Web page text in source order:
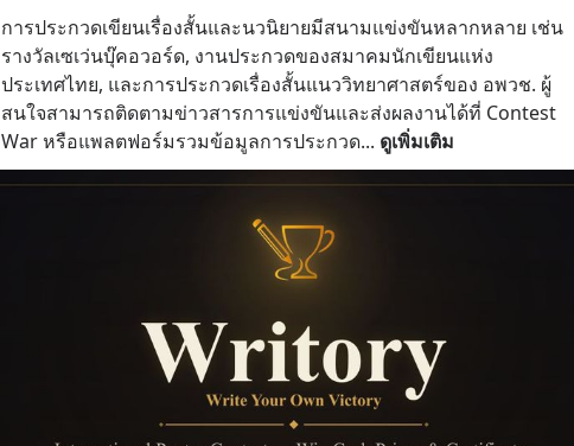
การประกวดเขียนเรื่องสั้นและนวนิยายมีสนามแข่งขันหลากหลาย เช่น
รางวัลเซเว่นบุ๊คอวอร์ด, งานประกวดของสมาคมนักเขียนแห่ง
ประเทศไทย, และการประกวดเรื่องสั้นแนววิทยาศาสตร์ของ อพวช. ผู้
สนใจสามารถติดตามข่าวสารการแข่งขันและส่งผลงานได้ที่ Contest
War หรือแพลตฟอร์มรวมข้อมูลการประกวด... ดูเพิ่มเติม